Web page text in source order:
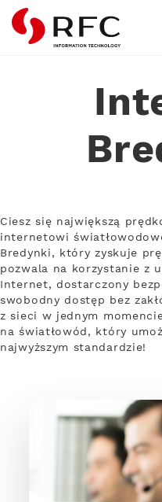
RFC
Ciesz się największą
internetowi
Bredynki, który zyskuje
pozwala na korzystanie z
Internet, dostarczony
swobodny dostęp bez
z sieci w jednym
na światłowód, który
najwyższym standardzie!